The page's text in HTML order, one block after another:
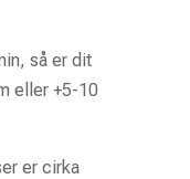
så er dit
eller +5-10
er cirka